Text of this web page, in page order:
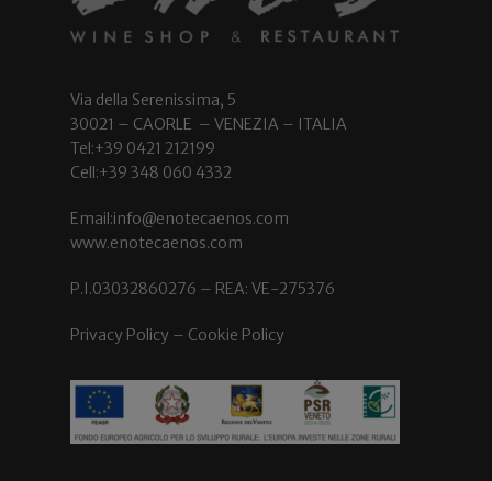
Via della Serenissima, 5
30021 – CAORLE – VENEZIA – ITALIA
Tel:+39 0421 212199
Cell:+39 348 060 4332
Email:info@enotecaenos.com
www.enotecaenos.com
P.I.03032860276 – REA: VE-275376
Privacy Policy – Cookie Policy